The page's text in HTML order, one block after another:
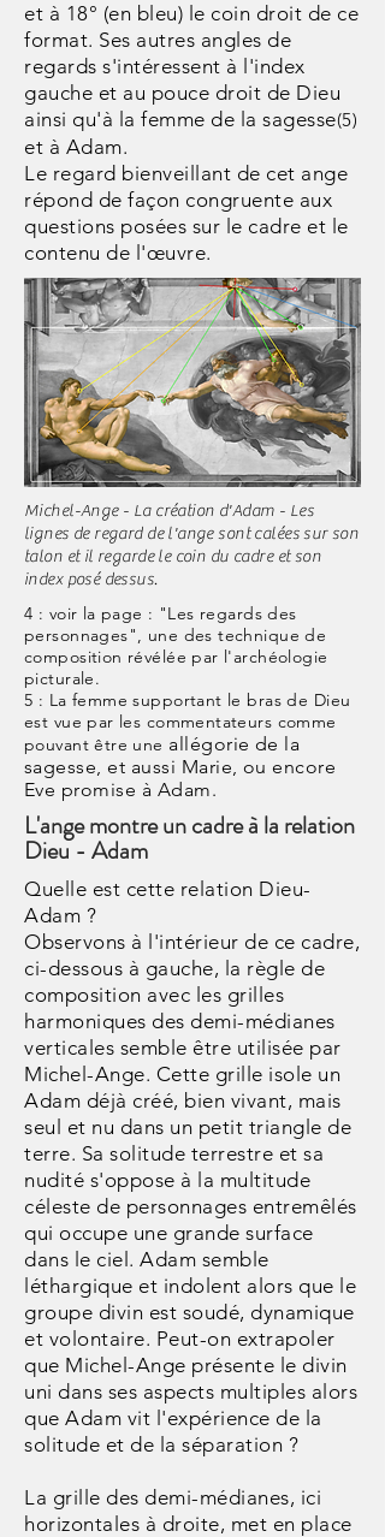
et à 18° (en bleu) le coin droit de ce
format. Ses autres angles de
regards s'intéressent à l'index
gauche et au pouce droit de Dieu
ainsi qu'à la femme de la sagesse(5)
et à Adam.
Le regard bienveillant de cet ange
répond de façon congruente aux
questions posées sur le cadre et le
contenu de l'œuvre.
Michel-Ange - La création d'Adam - Les
lignes de regard de l'ange sont calées sur son
talon et il regarde le coin du cadre et son
index posé dessus.
4 : voir la page : "Les regards des
personnages", une des technique de
composition révélée par l'archéologie
picturale.
5 : La femme supportant le bras de Dieu
est vue par les commentateurs comme
pouvant être une allégorie de la
sagesse,et aussi Marie, ou encore
Eve promise à Adam.
L'ange montre un cadre à la relation
Dieu - Adam
Quelle est cette relation Dieu-
Adam ?
Observons à l'intérieur de ce cadre,
ci-dessous à gauche, la règle de
composition avec les grilles
harmoniques des demi-médianes
verticales semble être utilisée par
Michel-Ange. Cette grille isole un
Adam déjà créé, bien vivant, mais
seul et nu dans un petit triangle de
terre. Sa solitude terrestre et sa
nudité s'oppose à la multitude
céleste de personnages entremêlés
qui occupe une grande surface
dans le ciel. Adam semble
léthargique et indolent alors que le
groupe divin est soudé, dynamique
et volontaire. Peut-on extrapoler
que Michel-Ange présente le divin
uni dans ses aspects multiples alors
que Adam vit l'expérience de la
solitude et de la séparation ?
La grille des demi-médianes, ici
horizontales à droite, met en place